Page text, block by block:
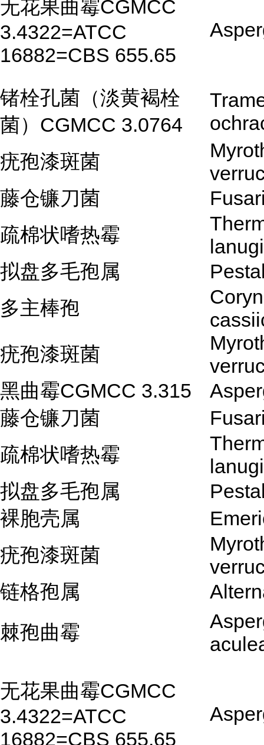
无花果曲霉CGMCC
3.4322=ATCC
16882=CBS 655.65
锗栓孔菌（淡黄褐栓
菌）CGMCC 3.0764
疣孢漆斑菌
藤仓镰刀菌
疏棉状嗜热霉
拟盘多毛孢属
多主棒孢
疣孢漆斑菌
黑曲霉CGMCC 3.315
藤仓镰刀菌
疏棉状嗜热霉
拟盘多毛孢属
裸胞壳属
疣孢漆斑菌
链格孢属
棘孢曲霉
无花果曲霉CGMCC
3.4322=ATCC
16882=CBS 655.65